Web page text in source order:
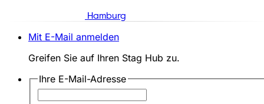
Hamburg
Mit E-Mail anmelden
Greifen Sie auf Ihren Stag Hub zu.
Ihre E-Mail-Adresse